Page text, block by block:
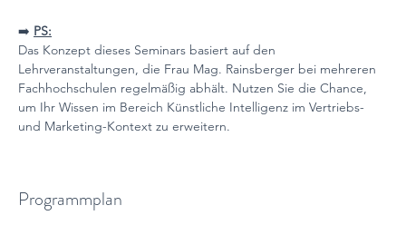
➡️ PS:
Das Konzept dieses Seminars basiert auf den
Lehrveranstaltungen, die Frau Mag. Rainsberger bei mehreren
Fachhochschulen regelmäßig abhält. Nutzen Sie die Chance,
um Ihr Wissen im Bereich Künstliche Intelligenz im Vertriebs-
und Marketing-Kontext zu erweitern.
Programmplan